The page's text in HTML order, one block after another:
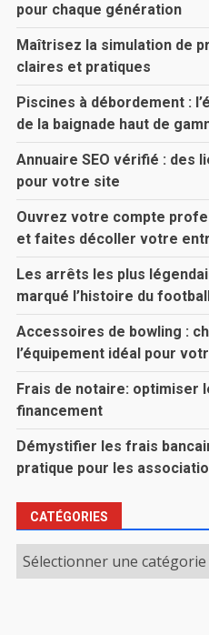
pour chaque génération
Maîtrisez la simulation de
claires et pratiques
Piscines à débordement :
de la baignade haut de
Annuaire SEO vérifié : des
pour votre site
Ouvrez votre compte
et faites décoller votre
Les arrêts les plus
marqué l’histoire du
Accessoires de bowling :
l’équipement idéal pour
Frais de notaire: optimiser
financement
Démystifier les frais
pratique pour les
CATÉGORIES
Catégories